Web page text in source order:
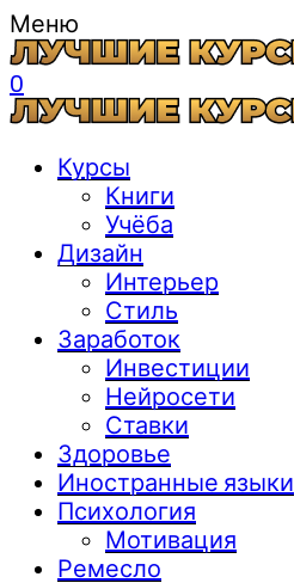
Меню
0
Курсы
Книги
Учёба
Дизайн
Интерьер
Стиль
Заработок
Инвестиции
Нейросети
Ставки
Здоровье
Иностранные языки
Психология
Мотивация
Ремесло